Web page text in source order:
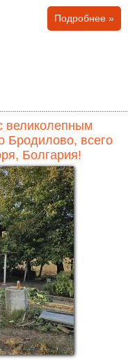
его
постоянного
есть несколько
болгар и
в центральной...
Подробнее »
великолепным
Бродилово, всего
Болгария!